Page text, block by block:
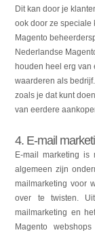
Dit kan door je
ook door ze speciale
Magento
Nederlandse
houden heel erg van
waarderen als
zoals je dat kunt
van eerdere
4. E-mail
E-mail marketing
algemeen zijn
mailmarketing voor
over te twisten.
mailmarketing en
Magento